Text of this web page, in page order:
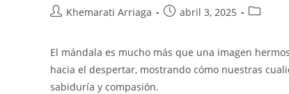
Khemarati Arriaga abril 3, 2025
El mándala es mucho más que una imagen
hacia el despertar, mostrando cómo nuestras
sabiduría y compasión.